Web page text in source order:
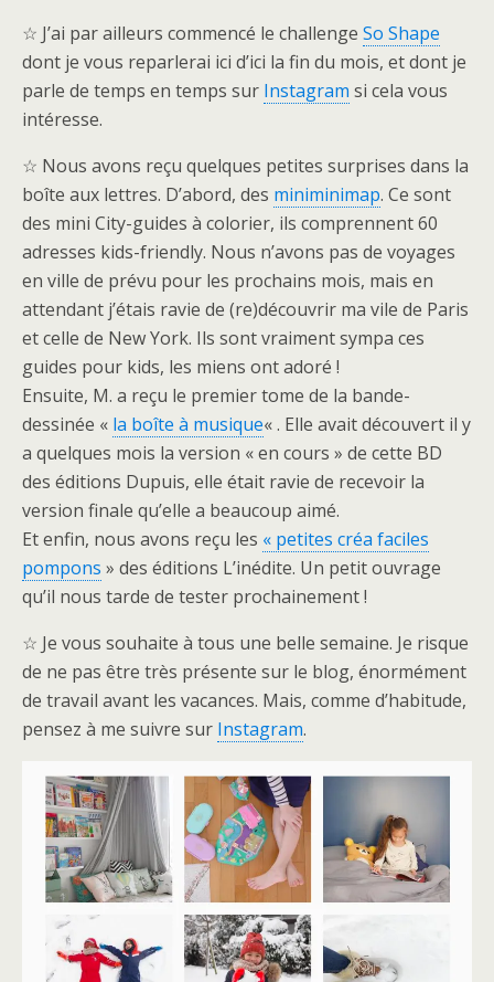
☆ J’ai par ailleurs commencé le challenge So Shape
dont je vous reparlerai ici d’ici la fin du mois, et dont je
parle de temps en temps sur Instagram si cela vous
intéresse.
☆ Nous avons reçu quelques petites surprises dans la
boîte aux lettres. D’abord, des miniminimap. Ce sont
des mini City-guides à colorier, ils comprennent 60
adresses kids-friendly. Nous n’avons pas de voyages
en ville de prévu pour les prochains mois, mais en
attendant j’étais ravie de (re)découvrir ma vile de Paris
et celle de New York. Ils sont vraiment sympa ces
guides pour kids, les miens ont adoré !
Ensuite, M. a reçu le premier tome de la bande-
dessinée « la boîte à musique« . Elle avait découvert il y
a quelques mois la version « en cours » de cette BD
des éditions Dupuis, elle était ravie de recevoir la
version finale qu’elle a beaucoup aimé.
Et enfin, nous avons reçu les « petites créa faciles
pompons » des éditions L’inédite. Un petit ouvrage
qu’il nous tarde de tester prochainement !
☆ Je vous souhaite à tous une belle semaine. Je risque
de ne pas être très présente sur le blog, énormément
de travail avant les vacances. Mais, comme d’habitude,
pensez à me suivre sur Instagram.